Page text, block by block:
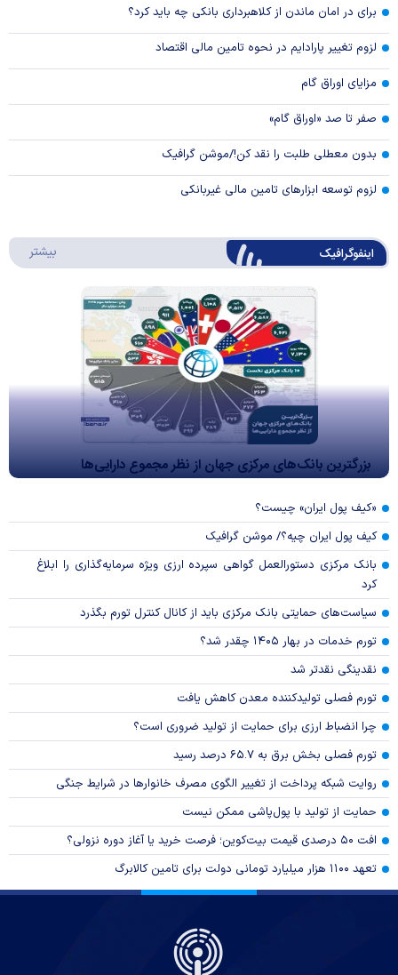
برای در امان ماندن از کلاهبرداری بانکی چه باید کرد؟
لزوم تغییر پارادایم در نحوه تامین مالی اقتصاد
مزایای اوراق گام
صفر تا صد «اوراق گام»
بدون معطلی طلبت را نقد کن!/موشن گرافیک
لزوم توسعه ابزارهای تامین مالی غیربانکی
اینفوگرافیک بیشتر
بزرگترین بانک‌های مرکزی جهان از نظر مجموع دارایی‌ها
«کیف پول ایران» چیست؟
کیف پول ایران چیه؟/ موشن گرافیک
بانک مرکزی دستورالعمل گواهی سپرده ارزی ویژه سرمایه‌گذاری را ابلاغ
کرد
سیاست‌های حمایتی بانک مرکزی باید از کانال کنترل تورم بگذرد
تورم خدمات در بهار ۱۴۰۵ چقدر شد؟
نقدینگی نقدتر شد
تورم فصلی تولیدکننده معدن کاهش یافت
چرا انضباط ارزی برای حمایت از تولید ضروری است؟
تورم فصلی بخش برق به ۶۵.۷ درصد رسید
روایت شبکه پرداخت از تغییر الگوی مصرف خانوار‌ها در شرایط جنگی
حمایت از تولید با پول‌پاشی ممکن نیست
افت ۵۰ درصدی قیمت بیت‌کوین؛ فرصت خرید یا آغاز دوره نزولی؟
تعهد ۱۱۰۰ هزار میلیارد تومانی دولت برای تامین کالابرگ